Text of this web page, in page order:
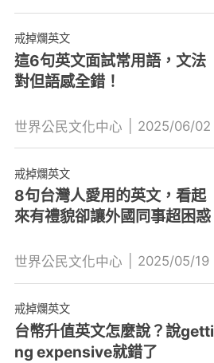
戒掉爛英文
這6句英文面試常用語，文法
對但語感全錯！
世界公民文化中心 2025/06/02
戒掉爛英文
8句台灣人愛用的英文，看起
來有禮貌卻讓外國同事超困惑
世界公民文化中心 2025/05/19
戒掉爛英文
台幣升值英文怎麼說？說getti
ng expensive就錯了